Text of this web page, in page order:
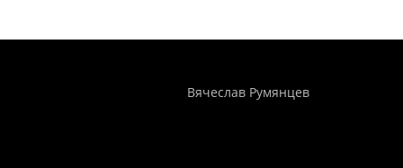
Вячеслав Румянцев